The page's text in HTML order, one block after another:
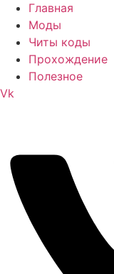
Главная
Моды
Читы коды
Прохождение
Полезное
Vk